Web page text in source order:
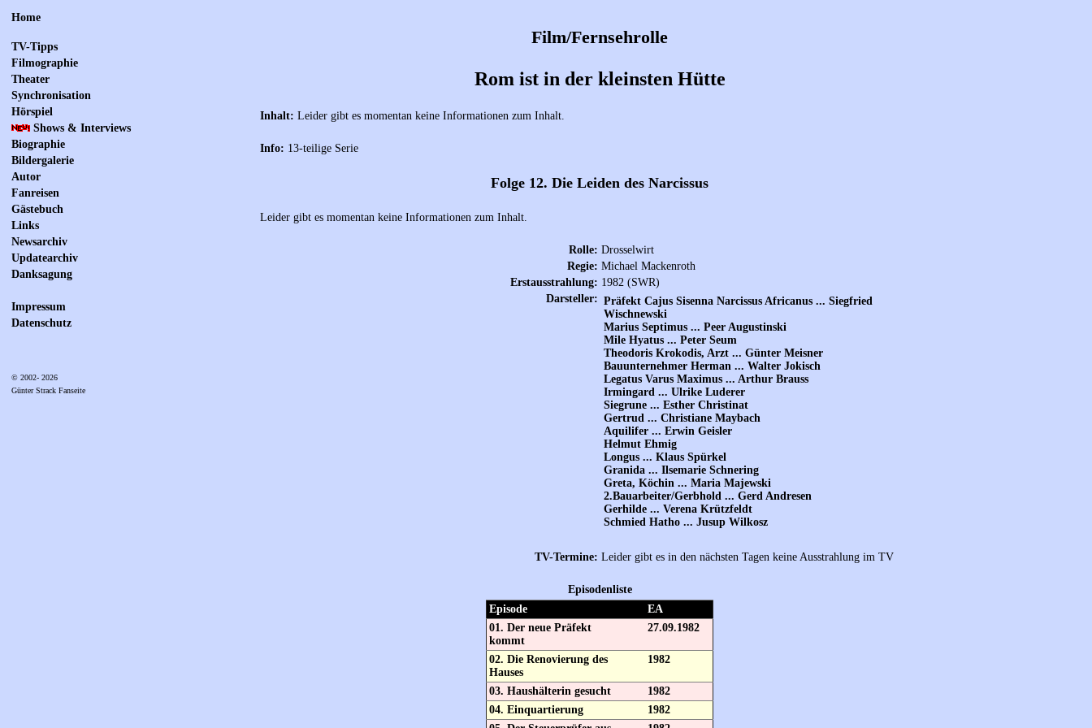
Home
TV-Tipps
Filmographie
Theater
Synchronisation
Hörspiel
Shows & Interviews
Biographie
Bildergalerie
Autor
Fanreisen
Gästebuch
Links
Newsarchiv
Updatearchiv
Danksagung
Impressum
Datenschutz
© 2002- 2026
Günter Strack Fanseite
Film/Fernsehrolle
Rom ist in der kleinsten Hütte
Inhalt: Leider gibt es momentan keine Informationen zum Inhalt.
Info: 13-teilige Serie
Folge 12. Die Leiden des Narcissus
Leider gibt es momentan keine Informationen zum Inhalt.
Rolle: Drosselwirt
Regie: Michael Mackenroth
Erstausstrahlung: 1982 (SWR)
Darsteller: Präfekt Cajus Sisenna Narcissus Africanus ... Siegfried
Wischnewski
Marius Septimus ... Peer Augustinski
Mile Hyatus ... Peter Seum
Theodoris Krokodis, Arzt ... Günter Meisner
Bauunternehmer Herman ... Walter Jokisch
Legatus Varus Maximus ... Arthur Brauss
Irmingard ... Ulrike Luderer
Siegrune ... Esther Christinat
Gertrud ... Christiane Maybach
Aquilifer ... Erwin Geisler
Helmut Ehmig
Longus ... Klaus Spürkel
Granida ... Ilsemarie Schnering
Greta, Köchin ... Maria Majewski
2.Bauarbeiter/Gerbhold ... Gerd Andresen
Gerhilde ... Verena Krützfeldt
Schmied Hatho ... Jusup Wilkosz
TV-Termine: Leider gibt es in den nächsten Tagen keine Ausstrahlung im TV
Episodenliste
Episode
EA
01. Der neue Präfekt
kommt
27.09.1982
02. Die Renovierung des
Hauses
1982
03. Haushälterin gesucht
1982
04. Einquartierung
1982